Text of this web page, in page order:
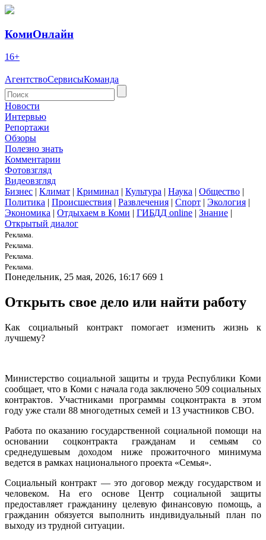
КомиОнлайн
16+
АгентствоСервисыКоманда
Новости
Интервью
Репортажи
Обзоры
Полезно знать
Комментарии
Фотовзгляд
Видеовзгляд
Бизнес | Климат | Криминал | Культура | Наука | Общество |
Политика | Происшествия | Развлечения | Спорт | Экология |
Экономика | Отдыхаем в Коми | ГИБДД online | Знание |
Открытый диалог
Реклама.
Реклама.
Реклама.
Реклама.
Понедельник, 25 мая, 2026, 16:17 669 1
Открыть свое дело или найти работу
Как социальный контракт помогает изменить жизнь к
лучшему?
Министерство социальной защиты и труда Республики Коми
сообщает, что в Коми с начала года заключено 509 социальных
контрактов. Участниками программы соцконтракта в этом
году уже стали 88 многодетных семей и 13 участников СВО.
Работа по оказанию государственной социальной помощи на
основании соцконтракта гражданам и семьям со
среднедушевым доходом ниже прожиточного минимума
ведется в рамках национального проекта «Семья».
Социальный контракт — это договор между государством и
человеком. На его основе Центр социальной защиты
предоставляет гражданину целевую финансовую помощь, а
гражданин обязуется выполнить индивидуальный план по
выходу из трудной ситуации.